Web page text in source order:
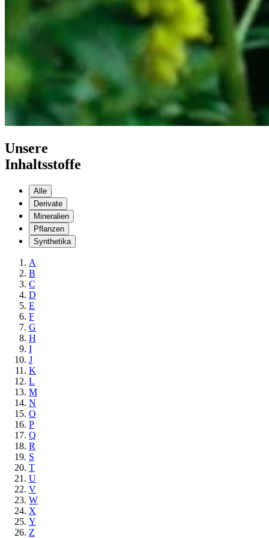
Unsere
Inhaltsstoffe
Alle
Derivate
Mineralien
Pflanzen
Synthetika
A
B
C
D
E
F
G
H
I
J
K
L
M
N
O
P
Q
R
S
T
U
V
W
X
Y
Z